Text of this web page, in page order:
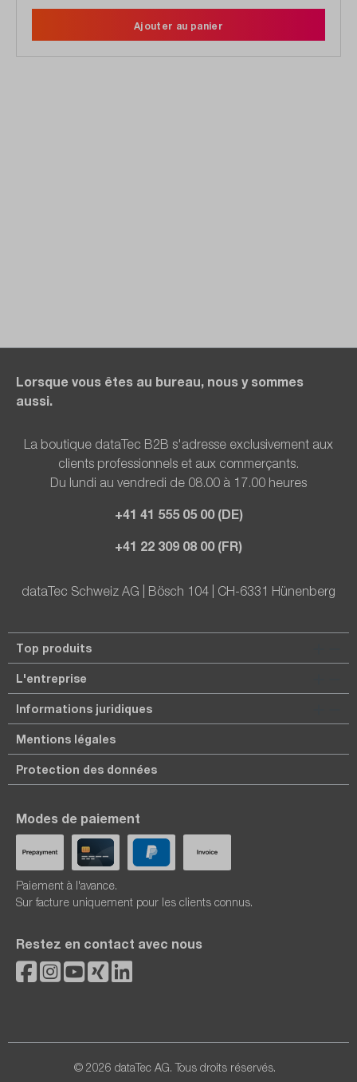
Ajouter au panier
Lorsque vous êtes au bureau, nous y sommes
aussi.
La boutique dataTec B2B s'adresse exclusivement aux
clients professionnels et aux commerçants.
Du lundi au vendredi de 08.00 à 17.00 heures
+41 41 555 05 00 (DE)
+41 22 309 08 00 (FR)
dataTec Schweiz AG | Bösch 104 | CH-6331 Hünenberg
Top produits
L'entreprise
Informations juridiques
Mentions légales
Protection des données
Modes de paiement
Paiement à l'avance.
Sur facture uniquement pour les clients connus.
Restez en contact avec nous
© 2026 dataTec AG. Tous droits réservés.